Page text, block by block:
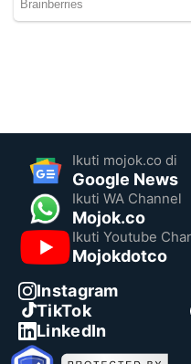
Ikuti mojok.co di
Google News
Ikuti WA Channel
Mojok.co
Ikuti Youtube
Mojokdotco
Instagram
TikTok
LinkedIn